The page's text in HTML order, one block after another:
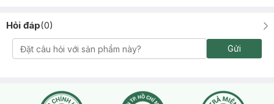
Hỏi đáp(0)
Gửi